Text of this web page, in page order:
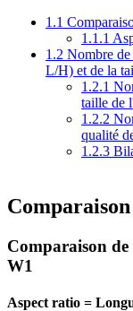
1.1
1.1.1
1.2 Nombre
L/H) et de la
1.2.1
taille de
1.2.2
qualité
1.2.3
Comparaison de
W1
Aspect ratio =